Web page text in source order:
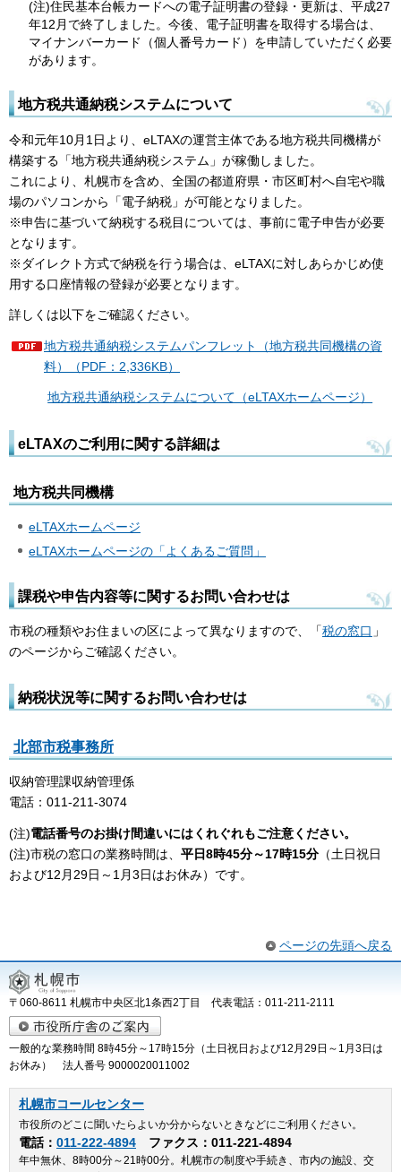
(注)住民基本台帳カードへの電子証明書の登録・更新は、平成27
年12月で終了しました。今後、電子証明書を取得する場合は、
マイナンバーカード（個人番号カード）を申請していただく必要
があります。
地方税共通納税システムについて
令和元年10月1日より、eLTAXの運営主体である地方税共同機構が
構築する「地方税共通納税システム」が稼働しました。
これにより、札幌市を含め、全国の都道府県・市区町村へ自宅や職
場のパソコンから「電子納税」が可能となりました。
※申告に基づいて納税する税目については、事前に電子申告が必要
となります。
※ダイレクト方式で納税を行う場合は、eLTAXに対しあらかじめ使
用する口座情報の登録が必要となります。
詳しくは以下をご確認ください。
地方税共通納税システムパンフレット（地方税共同機構の資
料）（PDF：2,336KB）
地方税共通納税システムについて（eLTAXホームページ）
eLTAXのご利用に関する詳細は
地方税共同機構
eLTAXホームページ
eLTAXホームページの「よくあるご質問」
課税や申告内容等に関するお問い合わせは
市税の種類やお住まいの区によって異なりますので、「税の窓口 」
のページからご確認ください。
納税状況等に関するお問い合わせは
北部市税事務所
収納管理課収納管理係
電話：011-211-3074
(注)電話番号のお掛け間違いにはくれぐれもご注意ください。
(注)市税の窓口の業務時間は、 平日8時45分～17時15分（土日祝日
および12月29日～1月3日はお休み）です。
ページの先頭へ戻る
〒060-8611 札幌市中央区北1条西2丁目 代表電話：011-211-2111
一般的な業務時間 8時45分～17時15分（土日祝日および12月29日～1月3日は
お休み） 法人番号 9000020011002
札幌市コールセンター
市役所のどこに聞いたらよいか分からないときなどにご利用ください。
電話： 011-222-4894 ファクス：011-221-4894
年中無休、8時00分～21時00分。札幌市の制度や手続き、市内の施設、交